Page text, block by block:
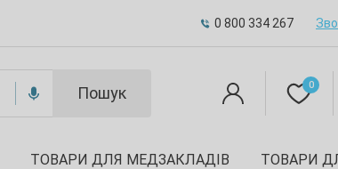
0 800 334 267
Пошук 0
ТОВАРИ ДЛЯ МЕДЗАКЛАДІВ ТОВАРИ